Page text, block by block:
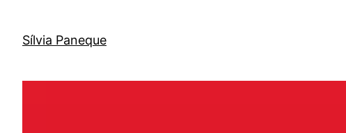
Sílvia Paneque